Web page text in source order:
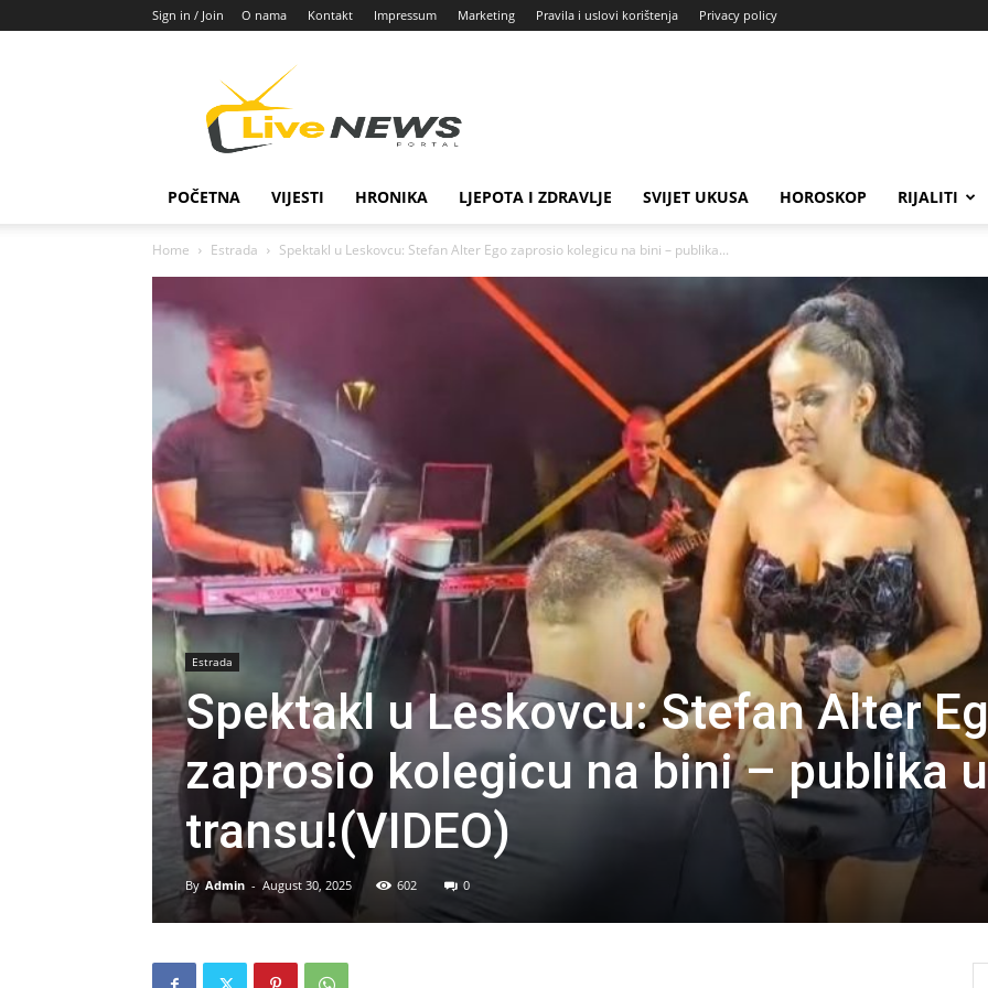
Sign in / Join O nama Kontakt Impressum Marketing Pravila i uslovi korištenja Privacy policy
POČETNA VIJESTI HRONIKA LJEPOTA I ZDRAVLJE SVIJET UKUSA HOROSKOP RIJALITI
Home Estrada Spektakl u Leskovcu: Stefan Alter Ego zaprosio kolegicu na bini – publika...
Estrada
Spektakl u Leskovcu: Stefan Alter
zaprosio kolegicu na bini – publika u
transu!(VIDEO)
By Admin - August 30, 2025 602 0